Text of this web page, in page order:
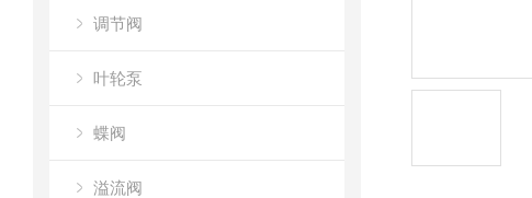
调节阀
叶轮泵
蝶阀
溢流阀